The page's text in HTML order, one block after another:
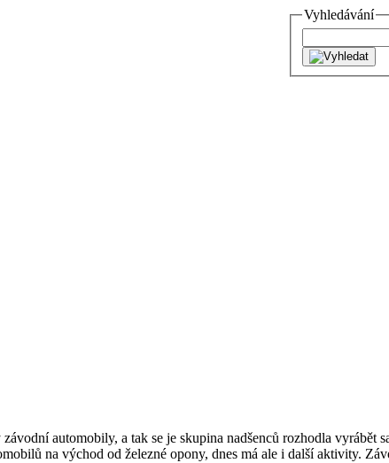
Vyhledávání
automobily, a tak se je skupina nadšenců rozhodla
na východ od železné opony, dnes má ale i další aktivity.